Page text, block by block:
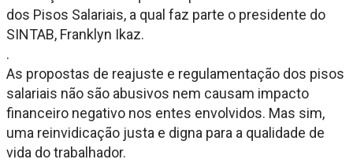
dos Pisos Salariais, a qual faz parte o presidente do
SINTAB, Franklyn Ikaz.
.
As propostas de reajuste e regulamentação dos pisos
salariais não são abusivos nem causam impacto
financeiro negativo nos entes envolvidos. Mas sim,
uma reinvidicação justa e digna para a qualidade de
vida do trabalhador.